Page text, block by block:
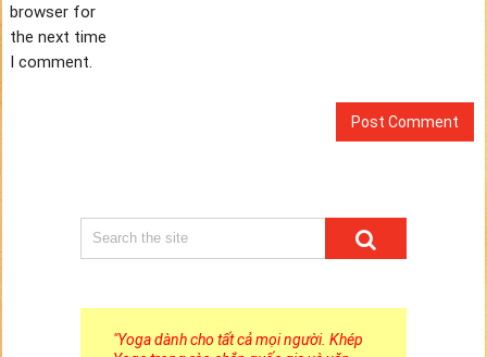
browser for
the next time
I comment.
"Yoga dành cho tất cả mọi người. Khép